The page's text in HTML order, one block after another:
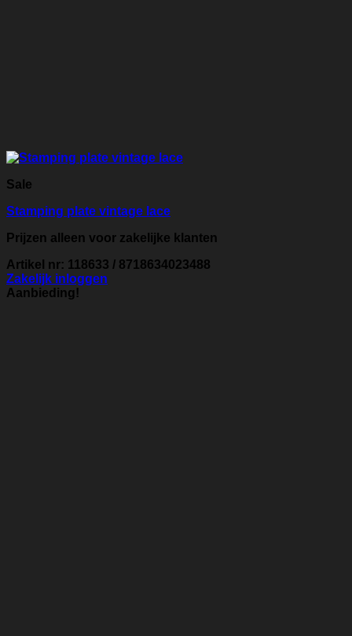
Sale
Stamping plate vintage lace
Prijzen alleen voor zakelijke klanten
Artikel nr: 118633 / 8718634023488
Zakelijk inloggen
Aanbieding!